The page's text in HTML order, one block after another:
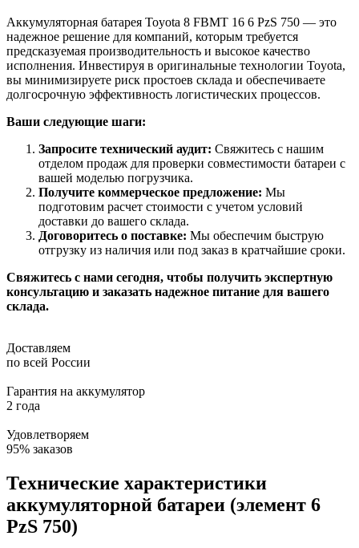
Аккумуляторная батарея Toyota 8 FBMT 16 6 PzS 750 — это
надежное решение для компаний, которым требуется
предсказуемая производительность и высокое качество
исполнения. Инвестируя в оригинальные технологии Toyota,
вы минимизируете риск простоев склада и обеспечиваете
долгосрочную эффективность логистических процессов.
Ваши следующие шаги:
Запросите технический аудит: Свяжитесь с нашим
отделом продаж для проверки совместимости батареи с
вашей моделью погрузчика.
Получите коммерческое предложение: Мы
подготовим расчет стоимости с учетом условий
доставки до вашего склада.
Договоритесь о поставке: Мы обеспечим быструю
отгрузку из наличия или под заказ в кратчайшие сроки.
Свяжитесь с нами сегодня, чтобы получить экспертную
консультацию и заказать надежное питание для вашего
склада.
Доставляем
по всей России
Гарантия на аккумулятор
2 года
Удовлетворяем
95% заказов
Технические характеристики
аккумуляторной батареи (элемент 6
PzS 750)